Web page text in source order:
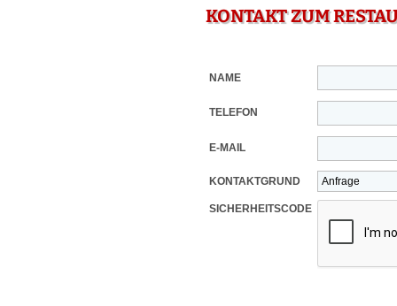
KONTAKT ZUM
NAME
TELEFON
E-MAIL
KONTAKTGRUND
SICHERHEITSCODE